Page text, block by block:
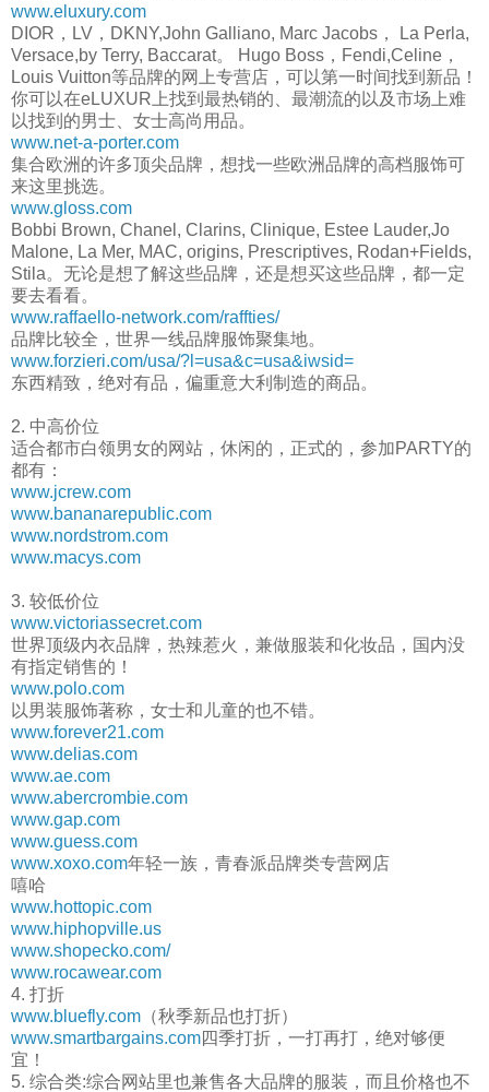
www.eluxury.com
DIOR，LV，DKNY,John Galliano, Marc Jacobs， La Perla,
Versace,by Terry, Baccarat。 Hugo Boss，Fendi,Celine，
Louis Vuitton等品牌的网上专营店，可以第一时间找到新品！
你可以在eLUXUR上找到最热销的、最潮流的以及市场上难
以找到的男士、女士高尚用品。
www.net-a-porter.com
集合欧洲的许多顶尖品牌，想找一些欧洲品牌的高档服饰可
来这里挑选。
www.gloss.com
Bobbi Brown, Chanel, Clarins, Clinique, Estee Lauder,Jo
Malone, La Mer, MAC, origins, Prescriptives, Rodan+Fields,
Stila。无论是想了解这些品牌，还是想买这些品牌，都一定
要去看看。
www.raffaello-network.com/raffties/
品牌比较全，世界一线品牌服饰聚集地。
www.forzieri.com/usa/?l=usa&c=usa&iwsid=
东西精致，绝对有品，偏重意大利制造的商品。
2. 中高价位
适合都市白领男女的网站，休闲的，正式的，参加PARTY的
都有：
www.jcrew.com
www.bananarepublic.com
www.nordstrom.com
www.macys.com
3. 较低价位
www.victoriassecret.com
世界顶级内衣品牌，热辣惹火，兼做服装和化妆品，国内没
有指定销售的！
www.polo.com
以男装服饰著称，女士和儿童的也不错。
www.forever21.com
www.delias.com
www.ae.com
www.abercrombie.com
www.gap.com
www.guess.com
www.xoxo.com年轻一族，青春派品牌类专营网店
嘻哈
www.hottopic.com
www.hiphopville.us
www.shopecko.com/
www.rocawear.com
4. 打折
www.bluefly.com （秋季新品也打折）
www.smartbargains.com四季打折，一打再打，绝对够便
宜！
5. 综合类:综合网站里也兼售各大品牌的服装，而且价格也不